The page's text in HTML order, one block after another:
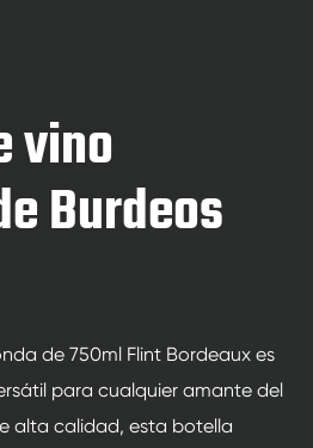
vino
Burdeos
de 750ml Flint Bordeaux es
para cualquier amante del
alta calidad, esta botella